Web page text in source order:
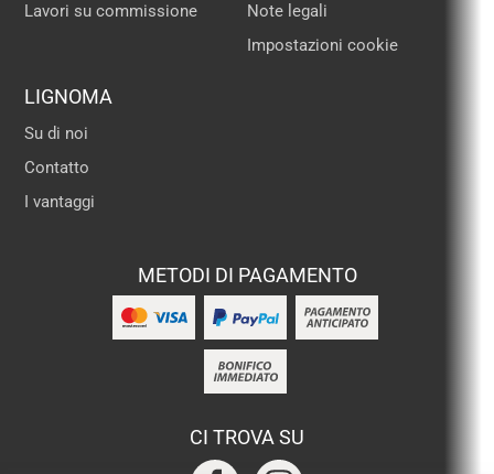
Lavori su commissione
Note legali
Impostazioni cookie
LIGNOMA
Su di noi
Contatto
I vantaggi
METODI DI PAGAMENTO
CI TROVA SU